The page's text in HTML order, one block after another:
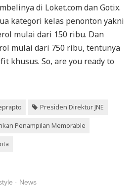
di Loket.com dan Gotix.
kategori kelas penonton yakni
mulai dari 150 ribu. Dan
mulai dari 750 ribu, tentunya
khusus. So, are you ready to
Presiden Direktur JNE
Penampilan Memorable
News